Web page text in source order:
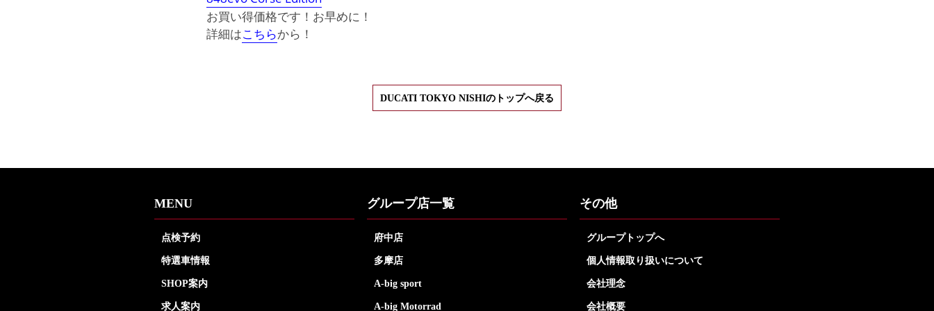
お買い得価格です！お早めに！
詳細はこちらから！
DUCATI TOKYO NISHIのトップへ戻る
MENU
点検予約
特選車情報
SHOP案内
求人案内
グループ店一覧
府中店
多摩店
A-big sport
A-big Motorrad
その他
グループトップへ
個人情報取り扱いについて
会社理念
会社概要